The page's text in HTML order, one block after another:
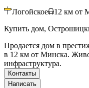
Логойское 12 км от
Купить дом,
Продается дом в
в 12 км от Минска.
инфраструктура.
Контакты
Написать